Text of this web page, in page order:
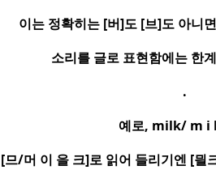
이는 정확히는 [버]도 [브]도 아니
소리를 글로 표현함에는 한
.
예로, milk/ m i
[므/머 이 을 크]로 읽어 들리기엔 [믤